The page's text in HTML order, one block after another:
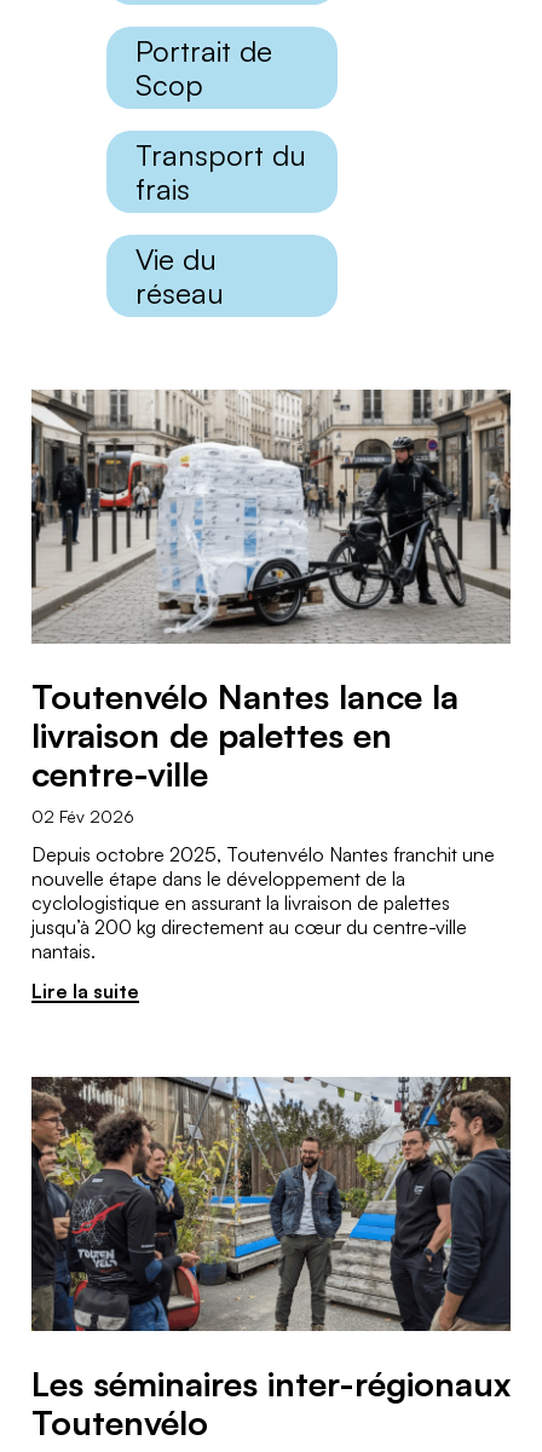
Portrait de
Scop
Transport du
frais
Vie du
réseau
Toutenvélo Nantes lance la
livraison de palettes en
centre-ville
02 Fév 2026
Depuis octobre 2025, Toutenvélo Nantes franchit une
nouvelle étape dans le développement de la
cyclologistique en assurant la livraison de palettes
jusqu’à 200 kg directement au cœur du centre-ville
nantais.
Lire la suite
Les séminaires inter-régionaux
Toutenvélo